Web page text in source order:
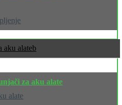
aku alate
za aku alate
alate